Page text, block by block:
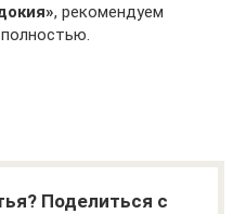
, рекомендуем
Поделиться с